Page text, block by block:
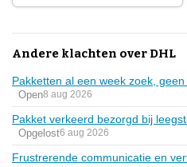
Andere klachten over DHL
Pakketten al een week zoek,
Open8 aug 2026
Pakket verkeerd bezorgd bij
Opgelost6 aug 2026
Frustrerende communicatie en